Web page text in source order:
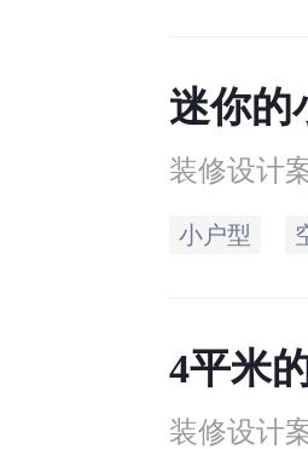
际问题
迷你的
分离，
装修设计
小户型
4平米
计，都
装修设计